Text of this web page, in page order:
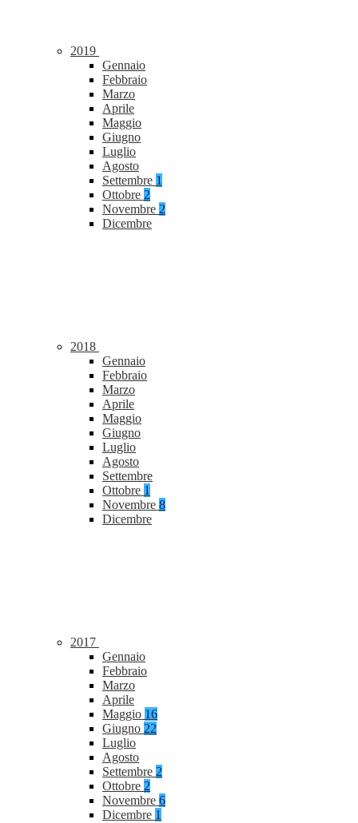
2019
Gennaio
Febbraio
Marzo
Aprile
Maggio
Giugno
Luglio
Agosto
Settembre 1
Ottobre 2
Novembre 2
Dicembre
2018
Gennaio
Febbraio
Marzo
Aprile
Maggio
Giugno
Luglio
Agosto
Settembre
Ottobre 1
Novembre 8
Dicembre
2017
Gennaio
Febbraio
Marzo
Aprile
Maggio 16
Giugno 22
Luglio
Agosto
Settembre 2
Ottobre 2
Novembre 6
Dicembre 1